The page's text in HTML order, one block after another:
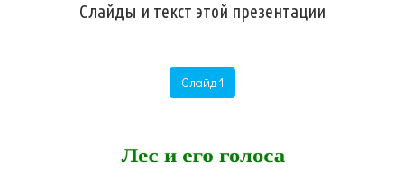
Слайды и текст этой презентации
Слайд 1